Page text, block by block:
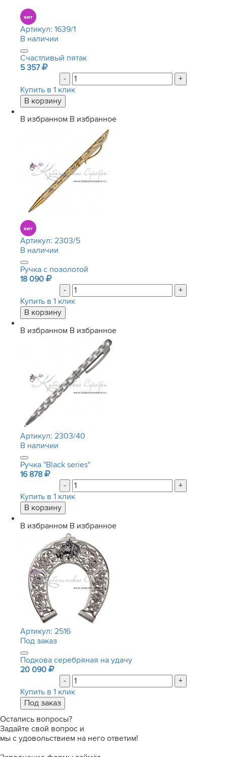
Артикул: 1639/1
В наличии
Счастливый пятак
5 357
-
+
Купить в 1 клик
В избранном В избранное
Артикул: 2303/5
В наличии
Ручка с позолотой
18 090
-
+
Купить в 1 клик
В избранном В избранное
Артикул: 2303/40
В наличии
Ручка "Black series"
16 878
-
+
Купить в 1 клик
В избранном В избранное
Артикул: 2516
Под заказ
Подкова серебряная на удачу
20 090
-
+
Купить в 1 клик
Остались вопросы?
Задайте свой вопрос и
мы с удовольствием на него ответим!